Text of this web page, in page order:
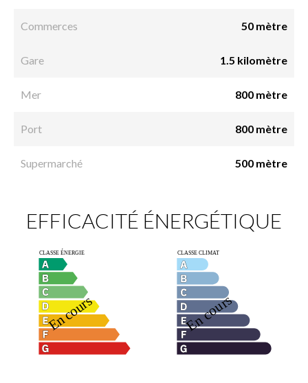
Commerces 50 mètre
Gare 1.5 kilomètre
Mer 800 mètre
Port 800 mètre
Supermarché 500 mètre
EFFICACITÉ ÉNERGÉTIQUE